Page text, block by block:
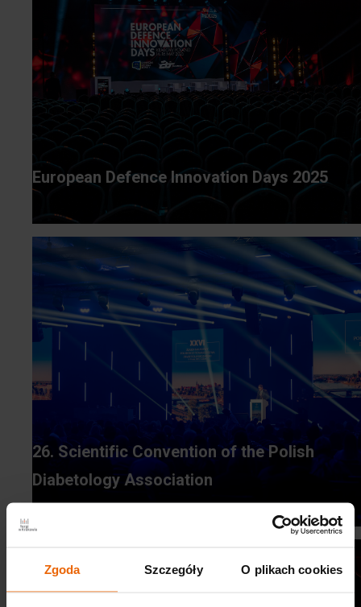
Zgoda Szczegóły O plikach cookies
European Defence Innovation Days 2025
26. Scientific Convention of the Polish
Diabetology Association